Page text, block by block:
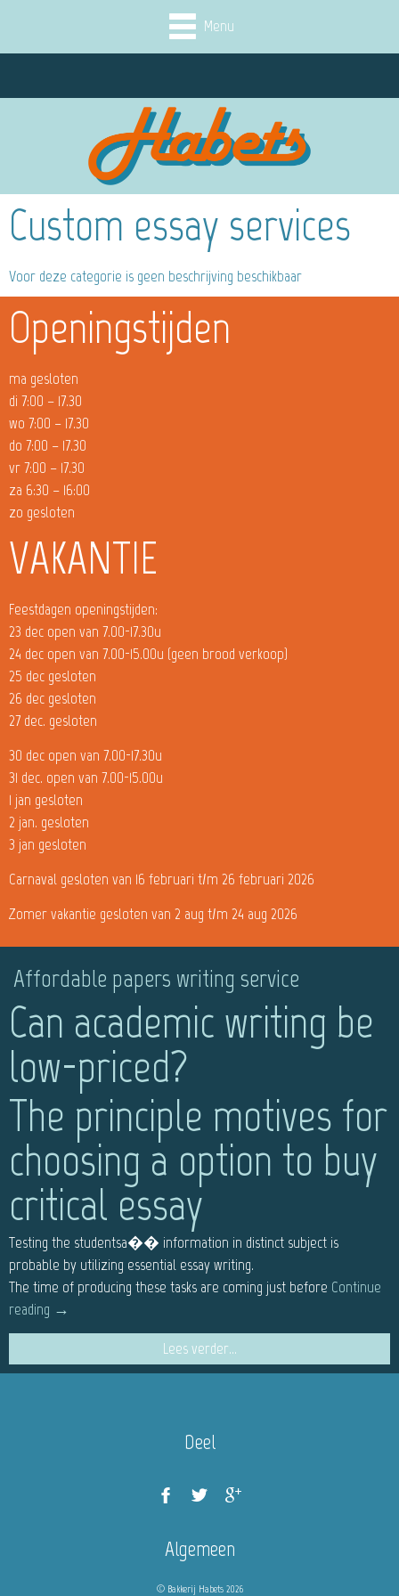
Menu
Custom essay services
Voor deze categorie is geen beschrijving beschikbaar
Openingstijden
ma gesloten
di 7:00 – 17.30
wo 7:00 – 17.30
do 7:00 – 17.30
vr 7:00 – 17.30
za 6:30 – 16:00
zo gesloten
VAKANTIE
Feestdagen openingstijden:
23 dec open van 7.00-17.30u
24 dec open van 7.00-15.00u (geen brood verkoop)
25 dec gesloten
26 dec gesloten
27 dec. gesloten
30 dec open van 7.00-17.30u
31 dec. open van 7.00-15.00u
1 jan gesloten
2 jan. gesloten
3 jan gesloten
Carnaval gesloten van 16 februari t/m 26 februari 2026
Zomer vakantie gesloten van 2 aug t/m 24 aug 2026
Affordable papers writing service
Can academic writing be
low-priced?
The principle motives for
choosing a option to buy
critical essay
Testing the studentsa�� information in distinct subject is
probable by utilizing essential essay writing.
The time of producing these tasks are coming just before Continue
reading →
Lees verder...
Deel
Algemeen
© Bakkerij Habets 2026